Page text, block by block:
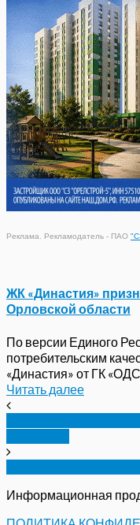
Реклама. Рекламодатель - ПАО
ЖК «Династия»
Орловской области
По версии Единого
потребительским
«Династия» от ГК
Читать далее
Информационная